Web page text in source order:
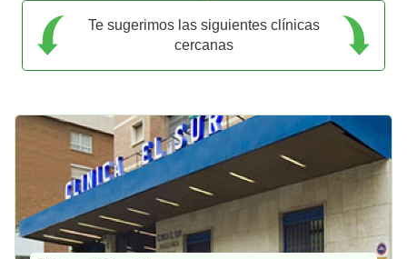
Te sugerimos las siguientes clínicas
cercanas